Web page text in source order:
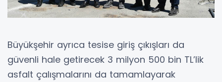
Büyükşehir ayrıca tesise giriş çıkışları da
güvenli hale getirecek 3 milyon 500 bin TL’lik
asfalt çalışmalarını da tamamlayarak